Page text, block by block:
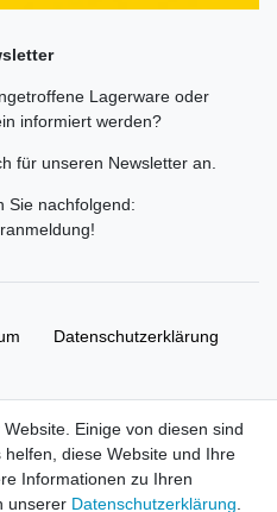
Lagerware oder
informiert werden?
für unseren Newsletter an.
Sie nachfolgend:
!
Daten­schutz­erklärung
HL-
Einige von diesen sind
diese Website und Ihre
Informationen zu Ihren
unserer Daten­schutz­erklärung